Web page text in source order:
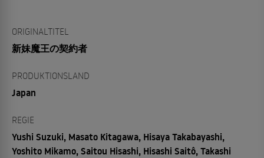
ORIGINALTITEL
新妹魔王の契約者
PRODUKTIONSLAND
Japan
REGIE
Yushi Suzuki, Masato Kitagawa, Hisaya Takabayashi,
Yoshito Mikamo, Saitou Hisashi, Hisashi Saitô, Takashi